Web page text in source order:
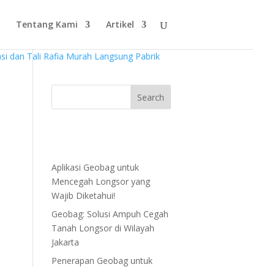
Tentang Kami Artikel
Aplikasi Geobag untuk
Mencegah Longsor yang
Wajib Diketahui!
Geobag: Solusi Ampuh Cegah
Tanah Longsor di Wilayah
Jakarta
Penerapan Geobag untuk